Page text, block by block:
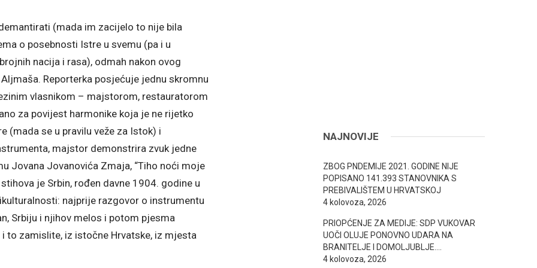
(mada im zacijelo to nije bila
o posebnosti Istre u svemu (pa i u
nacija i rasa), odmah nakon ovog
Reporterka posjećuje jednu skromnu
vlasnikom – majstorom, restauratorom
za povijest harmonike koja je ne rijetko
(mada se u pravilu veže za Istok) i
majstor demonstrira zvuk jedne
Jovana Jovanovića Zmaja, “Tiho noći moje
je Srbin, rođen davne 1904. godine u
najprije razgovor o instrumentu
Srbiju i njihov melos i potom pjesma
to zamislite, iz istočne Hrvatske, iz mjesta
NAJNOVIJE
ZBOG PNDEMIJE 2021. GODINE NIJE
POPISANO 141.393 STANOVNIKA S
PREBIVALIŠTEM U HRVATSKOJ
4 kolovoza, 2026
PRIOPĆENJE ZA MEDIJE: SDP VUKOVAR
UOČI OLUJE PONOVNO UDARA NA
BRANITELJE I DOMOLJUBLJE….
4 kolovoza, 2026